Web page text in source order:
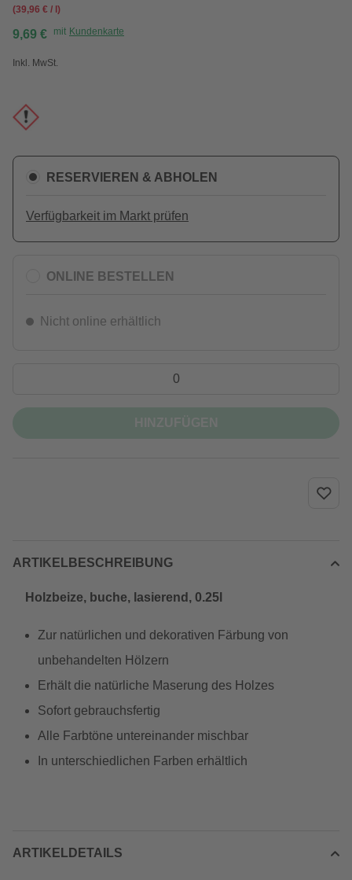
(39,96 € / l)
9,69 € mit Kundenkarte
Inkl. MwSt.
RESERVIEREN & ABHOLEN
Verfügbarkeit im Markt prüfen
ONLINE BESTELLEN
Nicht online erhältlich
ARTIKELBESCHREIBUNG
Holzbeize, buche, lasierend, 0.25l
Zur natürlichen und dekorativen Färbung von
unbehandelten Hölzern
Erhält die natürliche Maserung des Holzes
Sofort gebrauchsfertig
Alle Farbtöne untereinander mischbar
In unterschiedlichen Farben erhältlich
ARTIKELDETAILS